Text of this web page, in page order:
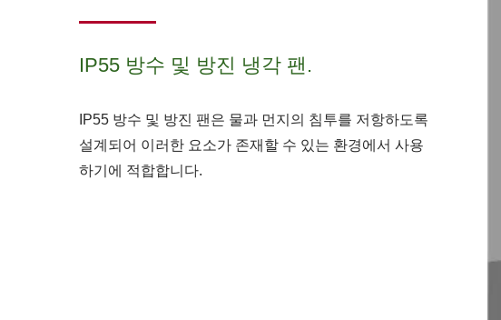
IP55 방수 및 방진 냉각 팬.
IP55 방수 및 방진 팬은 물과 먼지의 침투를 저항하도록
설계되어 이러한 요소가 존재할 수 있는 환경에서 사용
하기에 적합합니다.